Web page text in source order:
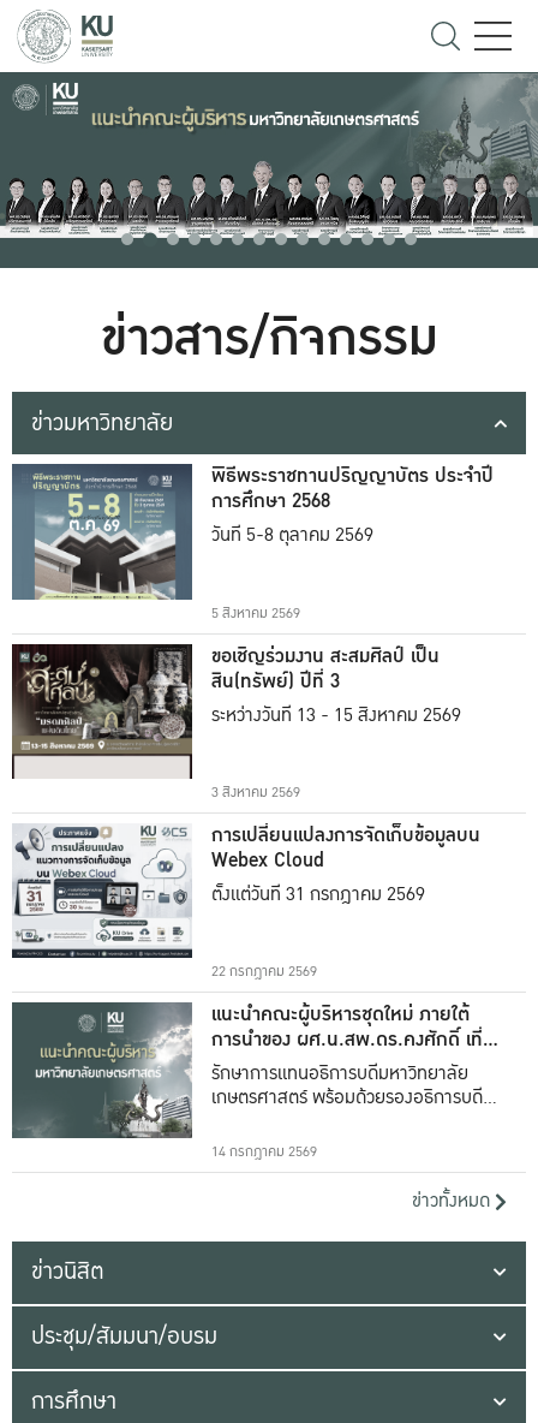
ข่าวสาร/กิจกรรม
ข่าวมหาวิทยาลัย
พิธีพระราชทานปริญญาบัตร ประจำปี
การศึกษา 2568
วันที่ 5-8 ตุลาคม 2569
5 สิงหาคม 2569
ขอเชิญร่วมงาน สะสมศิลป์ เป็น
สิน(ทรัพย์) ปีที่ 3
ระหว่างวันที่ 13 - 15 สิงหาคม 2569
3 สิงหาคม 2569
การเปลี่ยนแปลงการจัดเก็บข้อมูลบน
Webex Cloud
ตั้งแต่วันที่ 31 กรกฎาคม 2569
22 กรกฎาคม 2569
แนะนำคณะผู้บริหารชุดใหม่ ภายใต้
การนำของ ผศ.น.สพ.ดร.คงศักดิ์ เที่ยง
ธรรม
รักษาการแทนอธิการบดีมหาวิทยาลัย
เกษตรศาสตร์ พร้อมด้วยรองอธิการบดีทั้ง
14 กรกฎาคม 2569
ข่าวทั้งหมด
ข่าวนิสิต
ประชุม/สัมมนา/อบรม
การศึกษา